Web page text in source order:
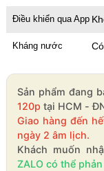
Điều khiển qua App
Kháng nước
Sản phẩm đang
120p tại HCM -
Giao hàng đến
ngày 2 âm lịch.
Khách muốn
ZALO có thể